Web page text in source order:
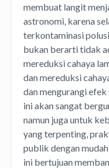
membuat langit
astronomi, karena
terkontaminasi
bukan berarti tidak
mereduksi cahaya
dan mereduksi
dan mengurangi
ini akan sangat
namun juga untuk
yang terpenting,
publik dengan
ini bertujuan